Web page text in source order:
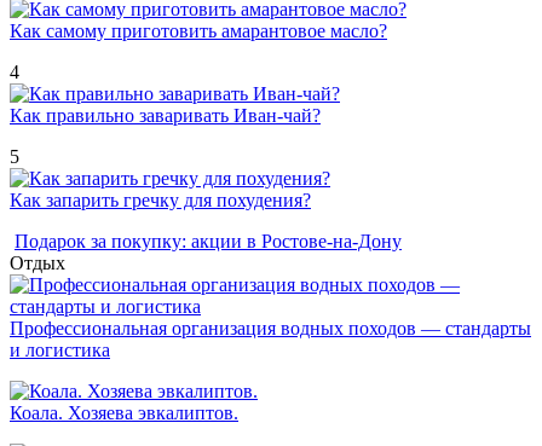
Как самому приготовить амарантовое масло?
4
Как правильно заваривать Иван-чай?
5
Как запарить гречку для похудения?
Подарок за покупку: акции в Ростове-на-Дону
Отдых
Профессиональная организация водных походов — стандарты
и логистика
Коала. Хозяева эвкалиптов.